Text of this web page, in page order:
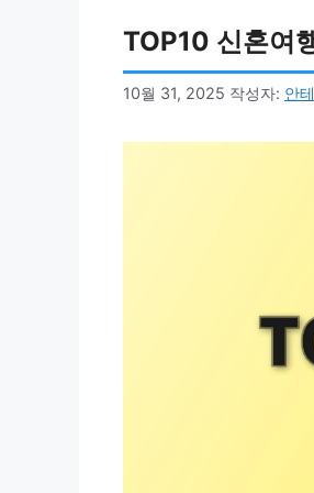
TOP10 신혼여
10월 31, 2025 작성자: 안